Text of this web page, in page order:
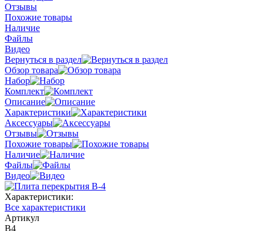
Отзывы
Похожие товары
Наличие
Файлы
Видео
Вернуться в раздел
Обзор товара
Набор
Комплект
Описание
Характеристики
Аксессуары
Отзывы
Похожие товары
Наличие
Файлы
Видео
Характеристики:
Все характеристики
Артикул
В4